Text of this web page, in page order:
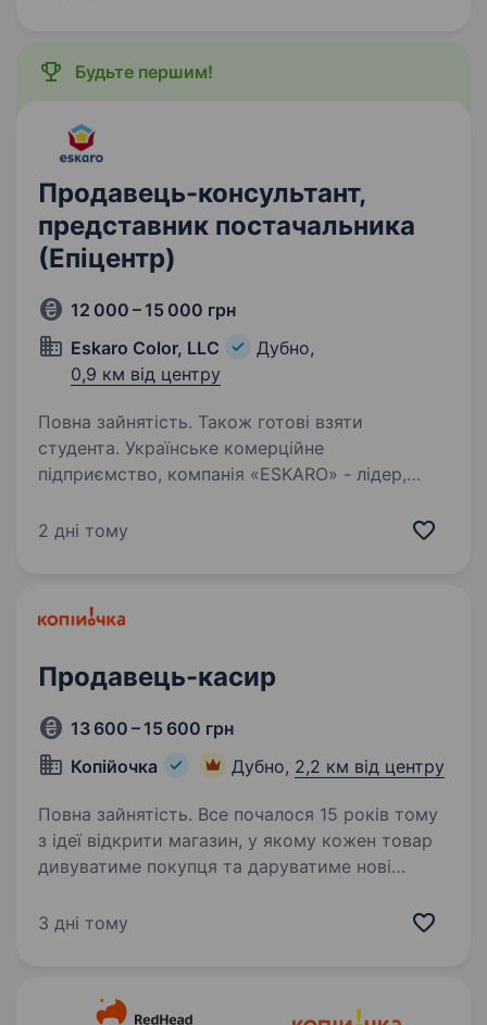
Будьте першим!
Продавець-консультант,
представник постачальника
(Епіцентр)
12 000 – 15 000 грн
Eskaro Color, LLC
Дубно,
0,9 км від центру
Повна зайнятість. Також готові взяти
студента. Українське комерційне
підприємство, компанія «ESKARO» - лідер,
лакофарбових матеріалів в напрямку DIY
консультант…
2 дні тому
Продавець-касир
13 600 – 15 600 грн
Копійочка
Дубно, 2,2 км від центру
Повна зайнятість. Все почалося 15 років тому
з ідеї відкрити магазин, у якому кожен товар
дивуватиме покупця та даруватиме нові
понад 500 магазинів у 16 областях України,
3 дні тому